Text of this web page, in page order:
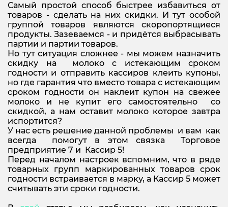
Самый простой способ быстрее избавиться от
товаров - сделать на них скидки. И тут особой
группой товаров являются скоропортящиеся
продукты. Зазеваемся - и придётся выбрасывать
партии и партии товаров.
Но тут ситуация сложнее - мы можем назначить
скидку на молоко с истекающим сроком
годности и отправить кассиров клеить купоны,
но где гарантия что вместо товара с истекающим
сроком годности он наклеит купон на свежее
молоко и не купит его самостоятельно со
скидкой, а нам оставит молоко которое завтра
испортится?
У нас есть решение данной проблемы и вам как
всегда помогут в этом связка Торговое
предприятие 7 и Кассир 5!
Перед началом настроек вспомним, что в ряде
товарных групп маркированных товаров срок
годности встраивается в марку, а Кассир 5 может
считывать эти сроки годности.